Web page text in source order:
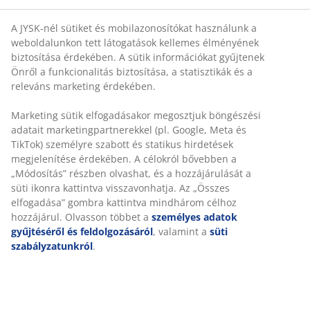
Előszoba fal:Az egyik legpraktikusabb többfunkciós
bútor az előszobába egyelőszoba fal, amely általában
akasztókkal, fiókokkal vagy polcokkal és tükörrel is
rendelkezik, így teljeskörű megoldást nyújt a kabátok,
cipők, esernyők és egyebek tárolására.
praktikus megoldás a különféle lábbelik helytakarékos
és rendezett tárolására, míg egy keskeny és magas,
rekeszes kialakításúcipősszekrényletisztult és stílusos
megoldást jelent a sportcipők, szandálok és kisebb
félcipők elpakolására. A magasszárú csizmák és
bakancsok számára méretükből adódóan egy
hagyományos cipőspolc, vagy az előszobaszekrény
polcos része megfelelő tárolóhely.
Előszoba pad:A cipők kényelmes fel- és levétele mellett
egyelőszoba padstílusos kiegészítőként is funkcionál az
előszobában. Egyes modellek beépített cipőspolccal
A JYSK-nél sütiket és mobilazonosítókat használunk a
weboldalunkon tett látogatások kellemes élményének
biztosítása érdekében. A sütik információkat gyűjtenek
Önről a funkcionalitás biztosítása, a statisztikák és a
releváns marketing érdekében.
Marketing sütik elfogadásakor megosztjuk böngészési
adatait marketingpartnerekkel (pl. Google, Meta és
TikTok) személyre szabott és statikus hirdetések
megjelenítése érdekében. A célokról bővebben a
„Módosítás” részben olvashat, és a hozzájárulását a
süti ikonra kattintva visszavonhatja. Az „Összes
elfogadása” gombra kattintva mindhárom célhoz
hozzájárul. Olvasson többet a személyes adatok
gyűjtéséről és feldolgozásáról, valamint a süti
szabályzatunkról.